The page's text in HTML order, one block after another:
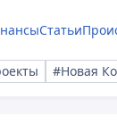
Статьи
#Новая